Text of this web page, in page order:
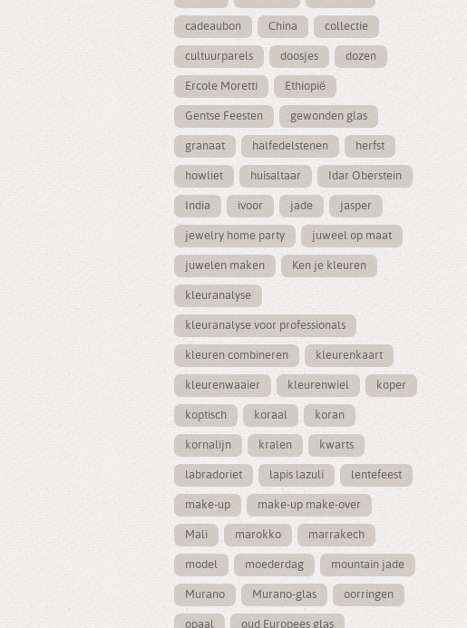
cadeaubon China collectie
cultuurparels doosjes dozen
Ercole Moretti Ethiopië
Gentse Feesten gewonden glas
granaat halfedelstenen herfst
howliet huisaltaar Idar Oberstein
India ivoor jade jasper
jewelry home party juweel op maat
juwelen maken Ken je kleuren
kleuranalyse
kleuranalyse voor professionals
kleuren combineren kleurenkaart
kleurenwaaier kleurenwiel koper
koptisch koraal koran
kornalijn kralen kwarts
labradoriet lapis lazuli lentefeest
make-up make-up make-over
Mali marokko marrakech
model moederdag mountain jade
Murano Murano-glas oorringen
opaal oud Europees glas